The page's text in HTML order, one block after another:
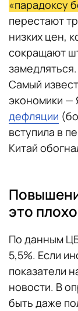
«парадоксу
перестают
низких цен,
сокращают
замедляться.
Самый
экономики —
дефляции
вступила в
Китай
это
По данным
5,5%. Если
показатели
новости. В
быть даже